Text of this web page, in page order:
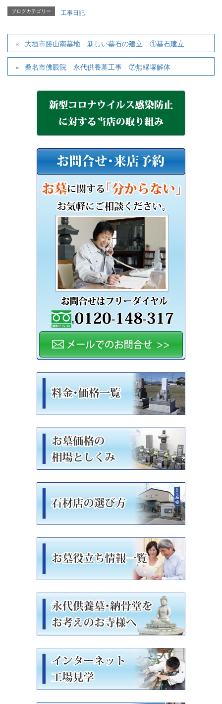
ブログカテゴリー 工事日記
大垣市勝山南墓地 新しい墓石の建立 ①墓石建立
桑名市佛眼院 永代供養墓工事 ⑦無縁塚解体